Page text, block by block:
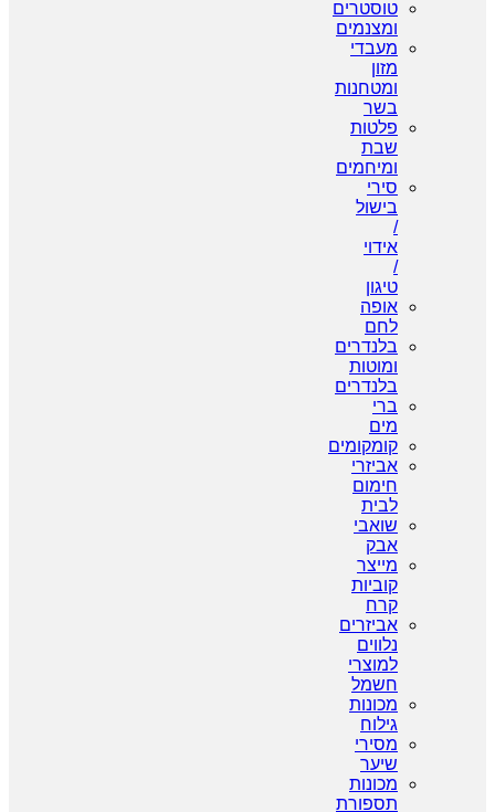
טוסטרים
ומצנמים
מעבדי
מזון
ומטחנות
בשר
פלטות
שבת
ומיחמים
סירי
בישול
/
אידוי
/
טיגון
אופה
לחם
בלנדרים
ומוטות
בלנדרים
ברי
מים
קומקומים
אביזרי
חימום
לבית
שואבי
אבק
מייצר
קוביות
קרח
אביזרים
נלווים
למוצרי
חשמל
מכונות
גילוח
מסירי
שיער
מכונות
תספורת